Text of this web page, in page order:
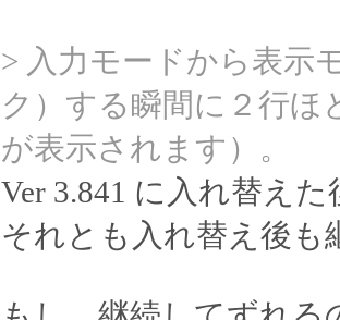
> 入力モードから表示
ク）する瞬間に２行ほ
が表示されます）。
Ver 3.841 に入れ替え
それとも入れ替え後も